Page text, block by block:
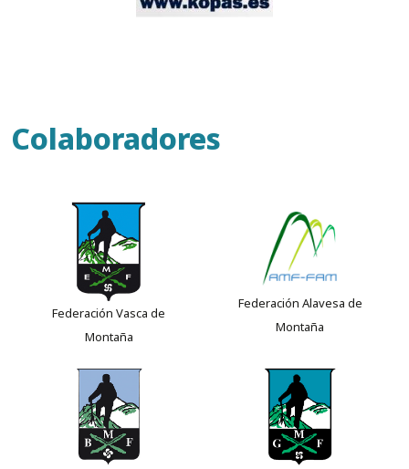
Colaboradores
Federación Vasca de
Montaña
Federación Alavesa de
Montaña